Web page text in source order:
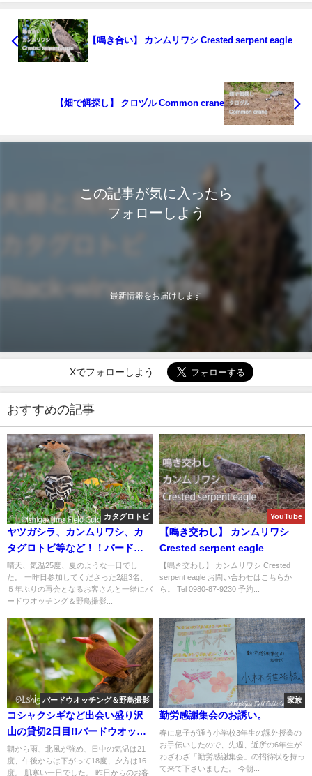
【鳴き合い】 カンムリワシ Crested serpent eagle
【畑で餌探し】 クロヅル Common crane
この記事が気に入ったら
フォローしよう
最新情報をお届けします
Xでフォローしよう
おすすめの記事
カタグロトビ
ヤツガシラ、カンムリワシ、カ
タグロトビ等など！！バードウ
オッチング＆野鳥撮影ガイド。
晴天、気温25度、夏のような一日でし
た。 一昨日参加してくださった2組3名、
５年ぶりの再会となるお客さんと一緒にバ
ードウオッチング＆野鳥撮影...
YouTube
【鳴き交わし】 カンムリワシ
Crested serpent eagle
【鳴き交わし】 カンムリワシ Crested
serpent eagle お問い合わせはこちらか
ら。 Tel 0980-87-9230 予約...
バードウオッチング＆野鳥撮影
コシャクシギなど出会い盛り沢
山の貸切2日目!!バードウオッチ
ング＆野鳥撮影ツアー。
朝から雨、北風が強め、日中の気温は21
度、午後からは下がって18度、夕方は16
度。 肌寒い一日でした。 昨日からのお客
家族
勤労感謝集会のお誘い。
春に息子が通う小学校3年生の課外授業の
お手伝いしたので、先週、近所の6年生が
わざわざ「勤労感謝集会」の招待状を持っ
て来て下さいました。 今朝...